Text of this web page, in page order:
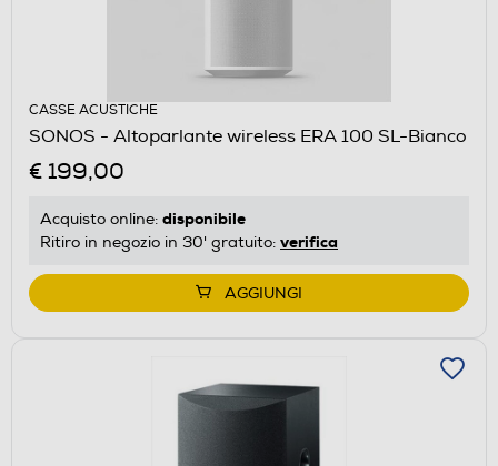
CASSE ACUSTICHE
SONOS - Altoparlante wireless ERA 100 SL-Bianco
€ 199,00
Acquisto online: disponibile
Ritiro in negozio in 30' gratuito: verifica
AGGIUNGI